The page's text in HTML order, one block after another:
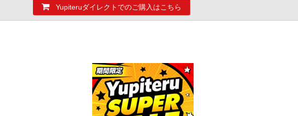
Yupiteruダイレクトでのご購入はこちら